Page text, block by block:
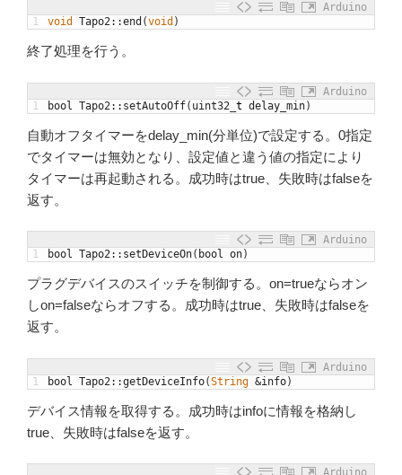
Arduino
1
void Tapo2::end (void )
終了処理を行う。
Arduino
1
bool Tapo2 :: setAutoOff( uint32 t delay_min)
自動オフタイマーをdelay_min(分単位)で設定する。0指定
でタイマーは無効となり、設定値と違う値の指定により
タイマーは再起動される。成功時はtrue、失敗時はfalseを
返す。
Arduino
1
bool Tapo2:: setDeviceOn( bool on)
プラグデバイスのスイッチを制御する。on=trueならオン
しon=falseならオフする。成功時はtrue、失敗時はfalseを
返す。
Arduino
1
bool Tapo2 ::getDeviceInfo(String &info)
デバイス情報を取得する。成功時はinfoに情報を格納し
true、失敗時はfalseを返す。